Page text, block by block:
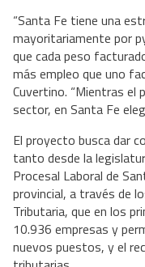
“Santa Fe tiene una
mayoritariamente por
que cada peso
más empleo que uno
Cuvertino. “Mientras el
sector, en Santa Fe
El proyecto busca dar
tanto desde la
Procesal Laboral de
provincial, a través de
Tributaria, que en los
10.936 empresas y
nuevos puestos, y el